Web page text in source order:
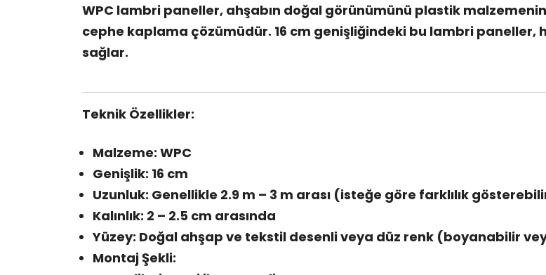
WPC lambri paneller, ahşabın doğal görünümünü plastik malzemenin
cephe kaplama çözümüdür. 16 cm genişliğindeki bu lambri
sağlar.
Teknik Özellikler:
Malzeme: WPC
Genişlik: 16 cm
Uzunluk: Genellikle 2.9 m – 3 m arası (isteğe göre farklılık
Kalınlık: 2 – 2.5 cm arasında
Yüzey: Doğal ahşap ve tekstil desenli veya düz renk (boyanabilir
Montaj Şekli: